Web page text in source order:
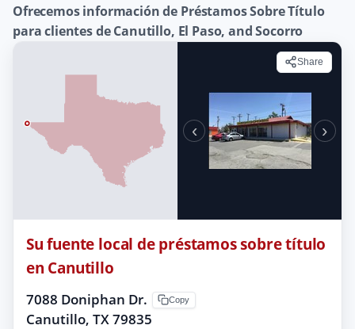
Ofrecemos información de Préstamos Sobre Título
para clientes de Canutillo, El Paso, and Socorro
Share
‹ ›
Su fuente local de préstamos sobre título
en Canutillo
7088 Doniphan Dr.
Canutillo, TX 79835
Copy